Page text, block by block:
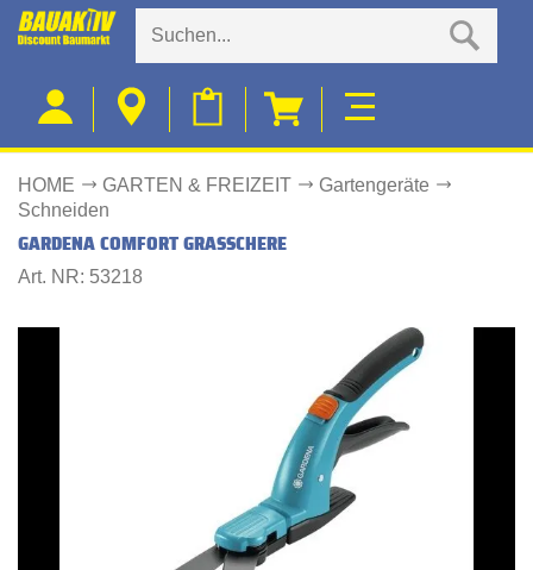
HOME GARTEN & FREIZEIT
Gartengeräte
Schneiden
GARDENA COMFORT GRASSCHERE
Art. NR: 53218